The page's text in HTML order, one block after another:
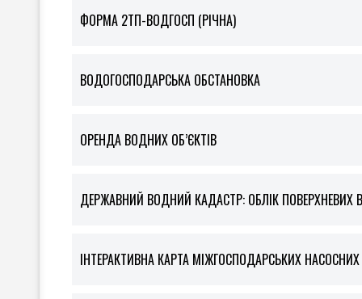
ФOРМА 2ТП-ВОДГОСП (РІЧНА)
ВОДОГОСПОДАРСЬКА ОБСТАНОВКА
ОРЕНДА ВОДНИХ ОБ’ЄКТІВ
ДЕРЖАВНИЙ ВОДНИЙ КАДАСТР: ОБЛІК ПОВЕРХНЕВИХ
ІНТЕРАКТИВНА КАРТА МІЖГОСПОДАРСЬКИХ